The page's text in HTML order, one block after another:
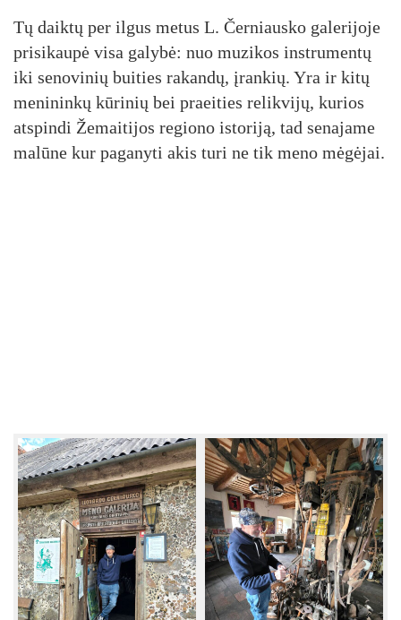
Tų daik­tų per il­gus me­tus L. Čer­niaus­ko ga­le­ri­jo­je
pri­si­kau­pė vi­sa ga­ly­bė: nuo mu­zi­kos inst­ru­men­tų
iki se­no­vi­nių bui­ties ra­kan­dų, įran­kių. Yra ir ki­tų
me­ni­nin­kų kū­ri­nių bei praei­ties re­lik­vi­jų, ku­rios
at­spin­di Že­mai­ti­jos re­gio­no is­to­ri­ją, tad se­na­ja­me
ma­lū­ne kur pa­ga­ny­ti akis tu­ri ne tik me­no mė­gė­jai.